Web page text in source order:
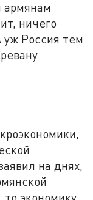
армянам
ничего
уж Россия тем
на днях,